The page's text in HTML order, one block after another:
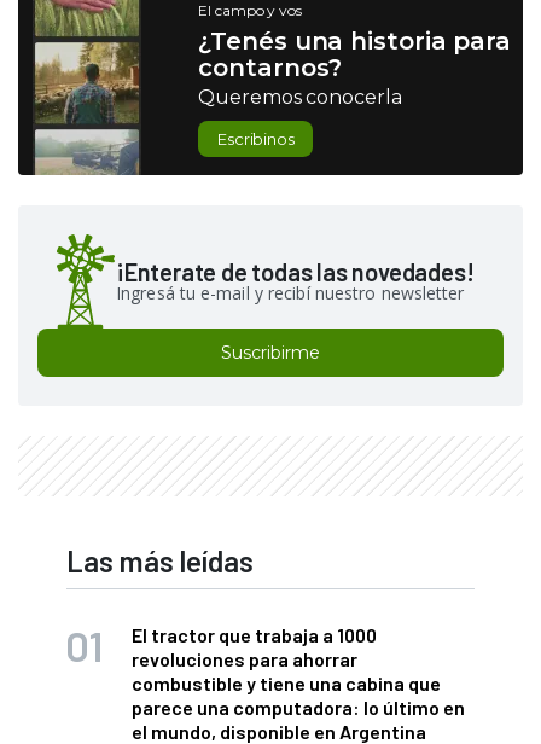
El campo y vos
¿Tenés una historia para
contarnos?
Queremos conocerla
Escribinos
¡Enterate de todas las novedades!
Ingresá tu e-mail y recibí nuestro newsletter
Suscribirme
Las más leídas
El tractor que trabaja a 1000
revoluciones para ahorrar
combustible y tiene una cabina que
parece una computadora: lo último en
el mundo, disponible en Argentina